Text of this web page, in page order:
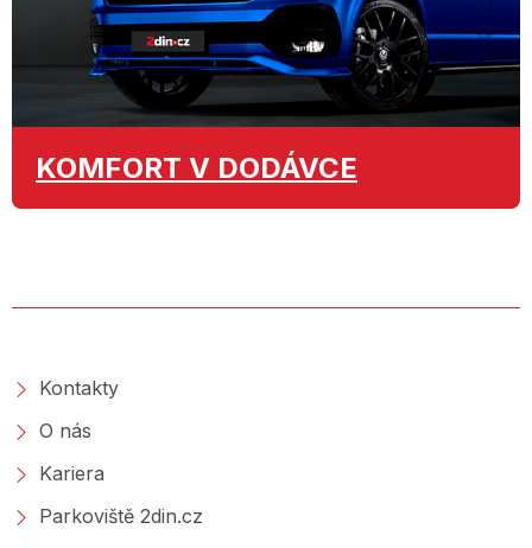
KOMFORT V DODÁVCE
Kontakty
O nás
Kariera
Parkoviště 2din.cz